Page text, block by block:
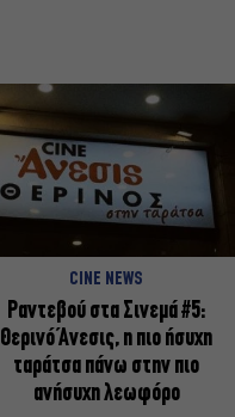
CINE NEWS
Ραντεβού στα Σινεμά #5:
Θερινό Άνεσις, η πιο ήσυχη
ταράτσα πάνω στην πιο
ανήσυχη λεωφόρο